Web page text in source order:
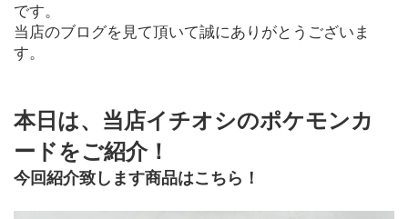
です。
当店のブログを見て頂いて誠にありがとうございま
す。
本日は、当店イチオシのポケモンカ
ードをご紹介！
今回紹介致します商品はこちら！